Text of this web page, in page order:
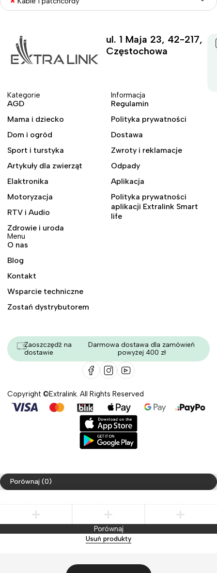
ul. 1 Maja 23, 42-217,
Częstochowa
Kategorie
AGD
Mama i dziecko
Dom i ogród
Sport i turstyka
Artykuły dla zwierząt
Elaktronika
Motoryzacja
RTV i Audio
Zdrowie i uroda
Informacja
Regulamin
Polityka prywatności
Dostawa
Zwroty i reklamacje
Odpady
Aplikacja
Polityka prywatności
aplikacji Extralink Smart
life
Menu
O nas
Blog
Kontakt
Wsparcie techniczne
Zostań dystrybutorem
Zaoszczędź na
dostawie
Darmowa dostawa dla zamówień
powyżej 400 zł
Copyright ©Extralink. All Rights Reserved
Porównaj (0)
Porównaj
Usuń produkty